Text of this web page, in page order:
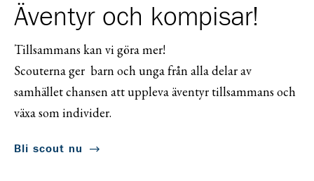
Äventyr och kompisar!
Tillsammans kan vi göra mer!
Scouterna ger barn och unga från alla delar av
samhället chansen att uppleva äventyr tillsammans och
växa som individer.
Bli scout nu